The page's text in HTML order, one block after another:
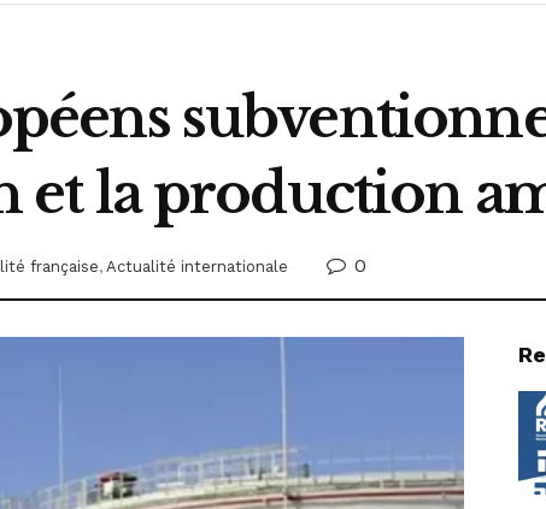
et la production
française, Actualité internationale 0